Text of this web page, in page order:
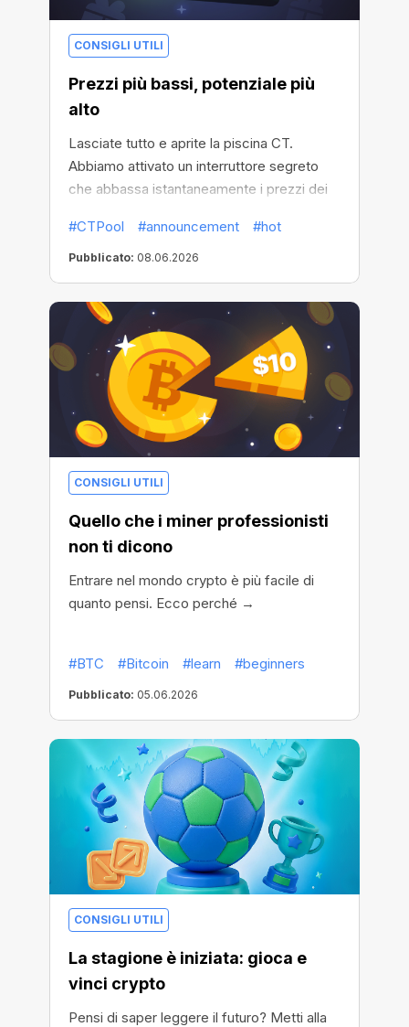
CONSIGLI UTILI
Prezzi più bassi, potenziale più
alto
Lasciate tutto e aprite la piscina CT.
Abbiamo attivato un interruttore segreto
che abbassa istantaneamente i prezzi dei
#CTPool
#announcement #hot
Pubblicato: 08.06.2026
CONSIGLI UTILI
Quello che i miner professionisti
non ti dicono
Entrare nel mondo crypto è più facile di
quanto pensi. Ecco perché →
#BTC #Bitcoin #learn #beginners
Pubblicato: 05.06.2026
CONSIGLI UTILI
La stagione è iniziata: gioca e
vinci crypto
Pensi di saper leggere il futuro? Metti alla